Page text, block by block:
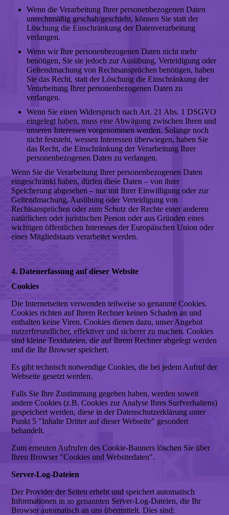
Wenn die Verarbeitung Ihrer personenbezogenen Daten
unrechtmäßig geschah/geschieht, können Sie statt der
Löschung die Einschränkung der Datenverarbeitung
verlangen.
Wenn wir Ihre personenbezogenen Daten nicht mehr
benötigen, Sie sie jedoch zur Ausübung, Verteidigung oder
Geltendmachung von Rechtsansprüchen benötigen, haben
Sie das Recht, statt der Löschung die Einschränkung der
Verarbeitung Ihrer personenbezogenen Daten zu
verlangen.
Wenn Sie einen Widerspruch nach Art. 21 Abs. 1 DSGVO
eingelegt haben, muss eine Abwägung zwischen Ihren und
unseren Interessen vorgenommen werden. Solange noch
nicht feststeht, wessen Interessen überwiegen, haben Sie
das Recht, die Einschränkung der Verarbeitung Ihrer
personenbezogenen Daten zu verlangen.
Wenn Sie die Verarbeitung Ihrer personenbezogenen Daten
eingeschränkt haben, dürfen diese Daten – von ihrer
Speicherung abgesehen – nur mit Ihrer Einwilligung oder zur
Geltendmachung, Ausübung oder Verteidigung von
Rechtsansprüchen oder zum Schutz der Rechte einer anderen
natürlichen oder juristischen Person oder aus Gründen eines
wichtigen öffentlichen Interesses der Europäischen Union oder
eines Mitgliedstaats verarbeitet werden.
4. Datenerfassung auf dieser Website
Cookies
Die Internetseiten verwenden teilweise so genannte Cookies.
Cookies richten auf Ihrem Rechner keinen Schaden an und
enthalten keine Viren. Cookies dienen dazu, unser Angebot
nutzerfreundlicher, effektiver und sicherer zu machen. Cookies
sind kleine Textdateien, die auf Ihrem Rechner abgelegt werden
und die Ihr Browser speichert.
Es gibt technisch notwendige Cookies, die bei jedem Aufruf der
Webseite gesetzt werden.
Falls Sie Ihre Zustimmung gegeben haben, werden soweit
andere Cookies (z.B. Cookies zur Analyse Ihres Surfverhaltens)
gespeichert werden, diese in der Datenschutzerklärung unter
Punkt 5 "Inhalte Dritter auf dieser Webseite" gesondert
behandelt.
Zum erneuten Aufrufen des Cookie-Banners löschen Sie über
Ihren Browser "Cookies und Websitedaten".
Server-Log-Dateien
Der Provider der Seiten erhebt und speichert automatisch
Informationen in so genannten Server-Log-Dateien, die Ihr
Browser automatisch an uns übermittelt. Dies sind: